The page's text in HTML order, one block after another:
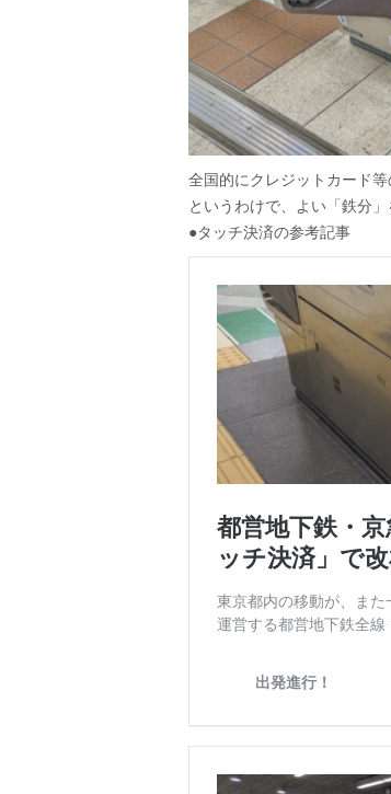
全国的にクレジットカード
というわけで、よい「鉄分」
●タッチ決済の参考記事